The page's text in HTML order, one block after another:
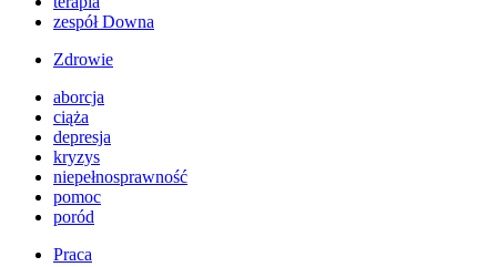
zespół Downa
Zdrowie
aborcja
ciąża
depresja
kryzys
niepełnosprawność
pomoc
poród
Praca